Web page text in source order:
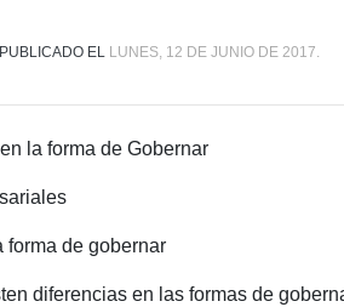
PUBLICADO EL LUNES, 12 DE JUNIO DE 2017.
la forma de Gobernar
forma de gobernar
diferencias en las formas de